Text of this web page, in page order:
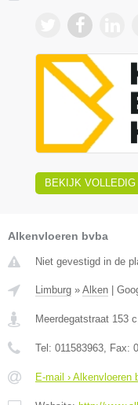
BEKIJK
Alkenvloeren bvba
Niet gevestigd in de
Limburg » Alken
Meerdegatstraat 153 c
Tel: 011583963, Fax:
E-mail › Alkenvloeren